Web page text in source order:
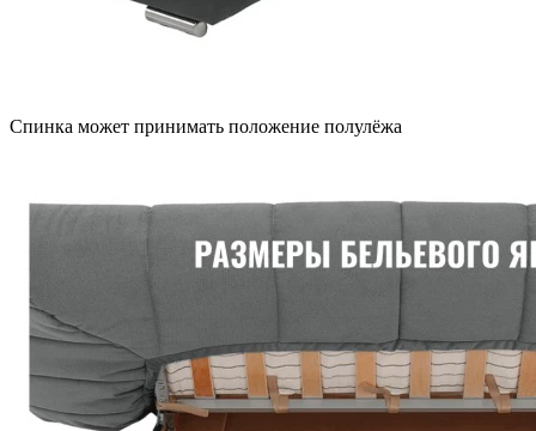
Спинка может принимать положение полулёжа